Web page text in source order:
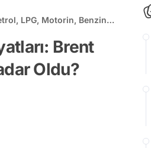
LPG, Motorin, Benzin
Brent
Oldu?